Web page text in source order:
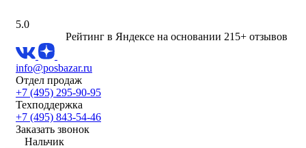
5.0
Рейтинг в Яндексе на основании 215+ отзывов
info@posbazar.ru
Отдел продаж
+7 (495) 295-90-95
Техподдержка
+7 (495) 843-54-46
Заказать звонок
Нальчик